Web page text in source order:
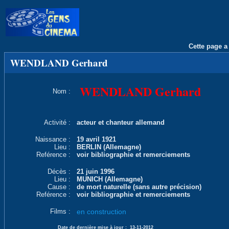
Cette page
WENDLAND Gerhard
Nom : WENDLAND Gerhard
Activité : acteur et chanteur allemand
Naissance :
19 avril 1921
Lieu :
BERLIN (Allemagne)
Reférence :
voir bibliographie et remerciements
Décès :
21 juin 1996
Lieu :
MUNICH (Allemagne)
Cause :
de mort naturelle (sans autre précision)
Reférence :
voir bibliographie et remerciements
Films : en construction
Date de dernière mise à jour : 13-11-2012